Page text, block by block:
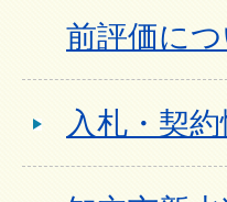
前評価に
入札・契約